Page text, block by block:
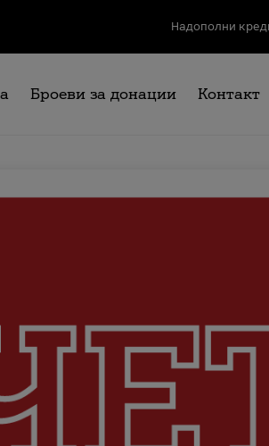
Надополни
Броеви за донации Контакт